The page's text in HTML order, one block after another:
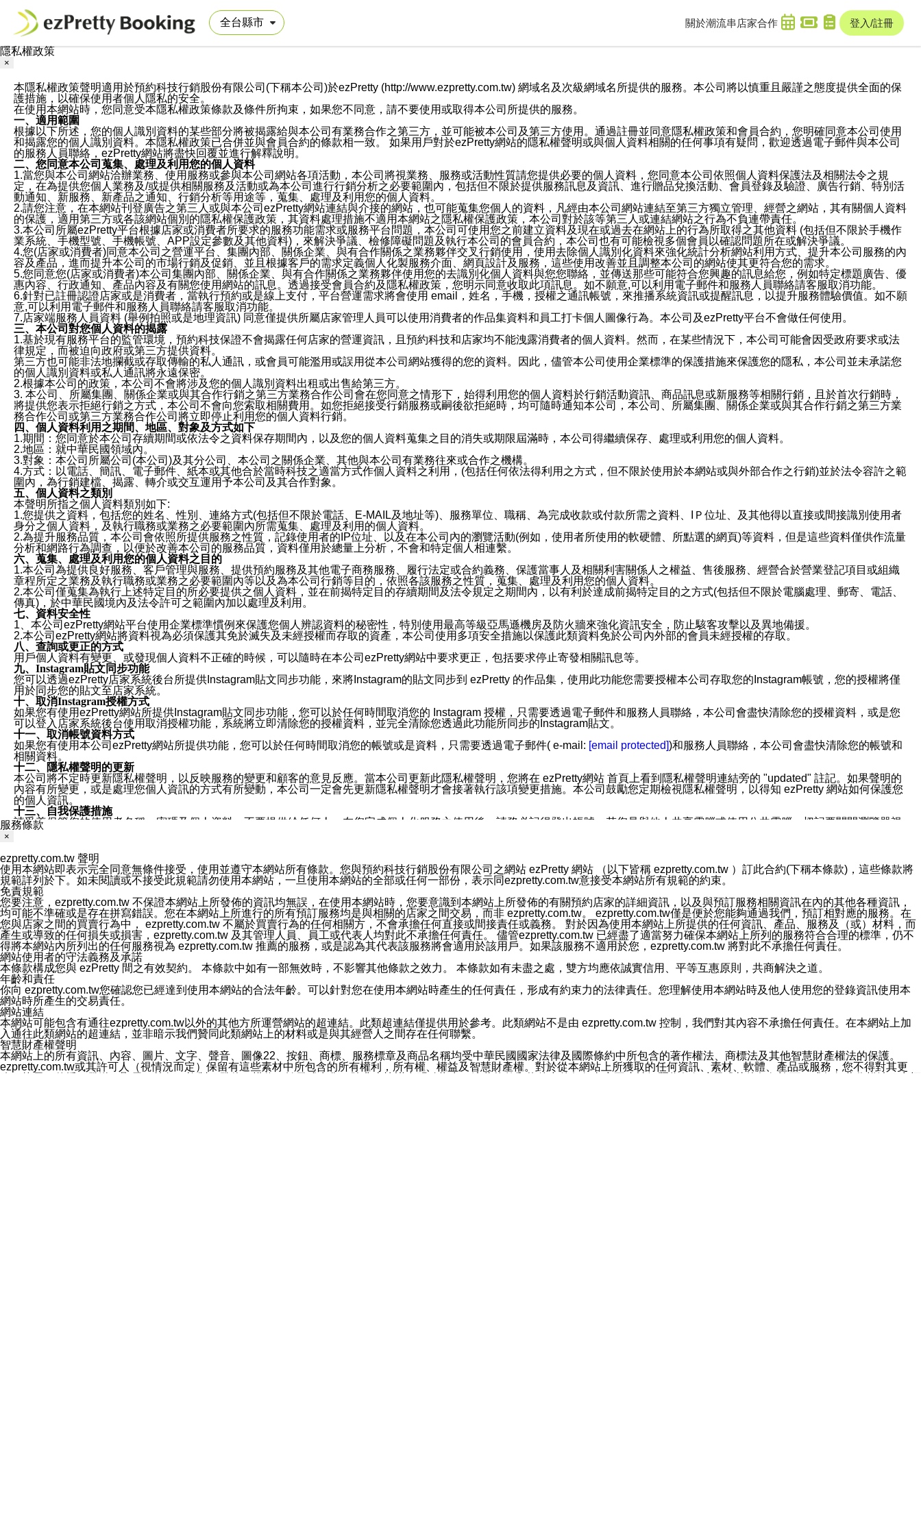
關於潮流串 店家合作 登入/註冊
隱私權政策
×
本隱私權政策聲明適用於預約科技行銷股份有限公司(下稱本公司)於ezPretty (http://www.ezpretty.com.tw) 網域名及次級網域名所提供的服務。本公司將以慎重且嚴謹之態度提供全面的保
護措施，以確保使用者個人隱私的安全。
在使用本網站時，您同意受本隱私權政策條款及條件所拘束，如果您不同意，請不要使用或取得本公司所提供的服務。
一、適用範圍
根據以下所述，您的個人識別資料的某些部分將被揭露給與本公司有業務合作之第三方，並可能被本公司及第三方使用。通過註冊並同意隱私權政策和會員合約，您明確同意本公司使用
和揭露您的個人識別資料。本隱私權政策已合併並與會員合約的條款相一致。 如果用戶對於ezPretty網站的隱私權聲明或與個人資料相關的任何事項有疑問，歡迎透過電子郵件與本公司
的服務人員聯絡，ezPretty網站將盡快回覆並進行解釋說明。
二、您同意本公司蒐集、處理及利用您的個人資料
1.當您與本公司網站洽辦業務、使用服務或參與本公司網站各項活動，本公司將視業務、服務或活動性質請您提供必要的個人資料，您同意本公司依照個人資料保護法及相關法令之規
定，在為提供您個人業務及/或提供相關服務及活動或為本公司進行行銷分析之必要範圍內，包括但不限於提供服務訊息及資訊、進行贈品兌換活動、會員登錄及驗證、廣告行銷、特別活
動通知、新服務、新產品之通知、行銷分析等用途等，蒐集、處理及利用您的個人資料。
2.請您注意，在本網站刊登廣告之第三人或與本公司ezPretty網站連結與介接的網站，也可能蒐集您個人的資料，凡經由本公司網站連結至第三方獨立管理、經營之網站，其有關個人資料
的保護，適用第三方或各該網站個別的隱私權保護政策，其資料處理措施不適用本網站之隱私權保護政策，本公司對於該等第三人或連結網站之行為不負連帶責任。
3.本公司所屬ezPretty平台根據店家或消費者所要求的服務功能需求或服務平台問題，本公司可使用您之前建立資料及現在或過去在網站上的行為所取得之其他資料 (包括但不限於手機作
業系統、手機型號、手機帳號、APP設定參數及其他資料)，來解決爭議、檢修障礙問題及執行本公司的會員合約，本公司也有可能檢視多個會員以確認問題所在或解決爭議。
4.您(店家或消費者)同意本公司之營運平台、集團內部、關係企業、與有合作關係之業務夥伴交叉行銷使用，使用去除個人識別化資料來強化統計分析網站利用方式、提升本公司服務的內
容及產品，進而提升本公司的市場行銷及促銷、並且根據客戶的需求定義個人化製服務介面、網頁設計及服務，這些使用改善並且調整本公司的網站使其更符合您的需求。
5.您同意您(店家或消費者)本公司集團內部、關係企業、與有合作關係之業務夥伴使用您的去識別化個人資料與您您聯絡，並傳送那些可能符合您興趣的訊息給您，例如特定標題廣告、優
惠內容、行政通知、產品內容及有關您使用網站的訊息。透過接受會員合約及隱私權政策，您明示同意收取此項訊息。如不願意,可以利用電子郵件和服務人員聯絡請客服取消功能。
6.針對已註冊認證店家或是消費者，當執行預約或是線上支付，平台營運需求將會使用 email，姓名，手機，授權之通訊帳號，來推播系統資訊或提醒訊息，以提升服務體驗價值。如不願
意,可以利用電子郵件和服務人員聯絡請客服取消功能。
7.店家端服務人員資料 (舉例拍照或是地理資訊) 同意僅提供所屬店家管理人員可以使用消費者的作品集資料和員工打卡個人圖像行為。本公司及ezPretty平台不會做任何使用。
三、本公司對您個人資料的揭露
1.基於現有服務平台的監管環境，預約科技保證不會揭露任何店家的營運資訊，且預約科技和店家均不能洩露消費者的個人資料。然而，在某些情況下，本公司可能會因受政府要求或法
律規定，而被迫向政府或第三方提供資料。
第三方也可能非法地攔截或存取傳輸的私人通訊，或會員可能濫用或誤用從本公司網站獲得的您的資料。因此，儘管本公司使用企業標準的保護措施來保護您的隱私，本公司並未承諾您
的個人識別資料或私人通訊將永遠保密。
2.根據本公司的政策，本公司不會將涉及您的個人識別資料出租或出售給第三方。
3. 本公司、所屬集團、關係企業或與其合作行銷之第三方業務合作公司會在您同意之情形下，始得利用您的個人資料於行銷活動資訊、商品訊息或新服務等相關行銷，且於首次行銷時，
將提供您表示拒絕行銷之方式，本公司不會向您索取相關費用。如您拒絕接受行銷服務或嗣後欲拒絕時，均可隨時通知本公司，本公司、所屬集團、關係企業或與其合作行銷之第三方業
務合作公司或第三方業務合作公司將立即停止利用您的個人資料行銷。
四、個人資料利用之期間、地區、對象及方式如下
1.期間：您同意於本公司存續期間或依法令之資料保存期間內，以及您的個人資料蒐集之目的消失或期限屆滿時，本公司得繼續保存、處理或利用您的個人資料。
2.地區：就中華民國領域內。
3.對象：本公司所屬公司(本公司)及其分公司、本公司之關係企業、其他與本公司有業務往來或合作之機構。
4.方式：以電話、簡訊、電子郵件、紙本或其他合於當時科技之適當方式作個人資料之利用，(包括任何依法得利用之方式，但不限於使用於本網站或與外部合作之行銷)並於法令容許之範
圍內，為行銷建檔、揭露、轉介或交互運用予本公司及其合作對象。
五、個人資料之類別
本聲明所指之個人資料類別如下:
1.您提供之資料，包括您的姓名、性別、連絡方式(包括但不限於電話、E-MAIL及地址等)、服務單位、職稱、為完成收款或付款所需之資料、IＰ位址、及其他得以直接或間接識別使用者
身分之個人資料，及執行職務或業務之必要範圍內所需蒐集、處理及利用的個人資料。
2.為提升服務品質，本公司會依照所提供服務之性質，記錄使用者的IP位址、以及在本公司內的瀏覽活動(例如，使用者所使用的軟硬體、所點選的網頁)等資料，但是這些資料僅供作流量
分析和網路行為調查，以便於改善本公司的服務品質，資料僅用於總量上分析，不會和特定個人相連繫。
六、蒐集、處理及利用您的個人資料之目的
1.本公司為提供良好服務、客戶管理與服務、提供預約服務及其他電子商務服務、履行法定或合約義務、保護當事人及相關利害關係人之權益、售後服務、經營合於營業登記項目或組織
章程所定之業務及執行職務或業務之必要範圍內等以及為本公司行銷等目的，依照各該服務之性質，蒐集、處理及利用您的個人資料。
2.本公司僅蒐集為執行上述特定目的所必要提供之個人資料，並在前揭特定目的存續期間及法令規定之期間內，以有利於達成前揭特定目的之方式(包括但不限於電腦處理、郵寄、電話、
傳真)，於中華民國境內及法令許可之範圍內加以處理及利用。
七、資料安全性
1、本公司ezPretty網站平台使用企業標準慣例來保護您個人辨認資料的秘密性，特別使用最高等級亞馬遜機房及防火牆來強化資訊安全，防止駭客攻擊以及異地備援。
2.本公司ezPretty網站將資料視為必須保護其免於滅失及未經授權而存取的資產，本公司使用多項安全措施以保護此類資料免於公司內外部的會員未經授權的存取。
八、查詢或更正的方式
用戶個人資料有變更、或發現個人資料不正確的時候，可以隨時在本公司ezPretty網站中要求更正，包括要求停止寄發相關訊息等。
九、Instagram貼文同步功能
您可以透過ezPretty店家系統後台所提供Instagram貼文同步功能，來將Instagram的貼文同步到 ezPretty 的作品集，使用此功能您需要授權本公司存取您的Instagram帳號，您的授權將僅
用於同步您的貼文至店家系統。
十、取消Instagram授權方式
如果您有使用ezPretty網站所提供Instagram貼文同步功能，您可以於任何時間取消您的 Instagram 授權，只需要透過電子郵件和服務人員聯絡，本公司會盡快清除您的授權資料，或是您
可以登入店家系統後台使用取消授權功能，系統將立即清除您的授權資料，並完全清除您透過此功能所同步的Instagram貼文。
十一、取消帳號資料方式
如果您有使用本公司ezPretty網站所提供功能，您可以於任何時間取消您的帳號或是資料，只需要透過電子郵件( e-mail: [email protected])和服務人員聯絡，本公司會盡快清除您的帳號和
相關資料。
十二、隱私權聲明的更新
本公司將不定時更新隱私權聲明，以反映服務的變更和顧客的意見反應。當本公司更新此隱私權聲明，您將在 ezPretty網站 首頁上看到隱私權聲明連結旁的 "updated" 註記。如果聲明的
內容有所變更，或是處理您個人資訊的方式有所變動，本公司一定會先更新隱私權聲明才會接著執行該項變更措施。本公司鼓勵您定期檢視隱私權聲明，以得知 ezPretty 網站如何保護您
的個人資訊。
十三、自我保護措施
請妥善保管您的使用者名稱、密碼及個人資料，不要提供給任何人。在您完成個人化服務之使用後，請務必記得登出帳號。若您是與他人共享電腦或使用公共電腦，切記要關閉瀏覽器視
窗，以防止他人讀取您的個人資料、信件或進入所機關管理區。
您同意本公司網站，透過您所提供的郵件地址與您取得聯絡並傳送或宣傳本網站各項服務之資料或電子郵件供您參考。您能依照該資料或電子郵件所指示之方法、說明或功能連結，隨時
停止接收這些資料或電子郵件。
十五、訊息通知
本公司/本服務將以通知型訊息傳送重要訊息給您。即使未加入本公司/本服務好友，您仍可接收到通知型訊息。
本公司/本服務傳送之通知型訊息以對您有效且重要的訊息為限，以廣告或其他目的的訊息皆不會被傳送。滿足以下三個條件者，將可收到通知型訊息。
1.LINE 帳號設定的電話號碼與本公司/本服務所傳來的電話號碼比對相符。
2.該 LINE 帳號已在 LINE APP 設定中，同意接收通知型訊息。
3.LINE 帳號未封鎖傳送訊息之 LINE 官方帳號。
欲變更通知型訊息的設定，操作如下：
1.點選「主頁」＞「設定」
2.點選「隱私設定」
3.點選「提供使用資料」
4.點選「LINE通知型訊息」
5.開關「接收LINE通知型訊息」
❗️關閉「接收通知型訊息」後，將不會接收到來自任何企業官方帳號或認證官方帳號的通知型訊息。
服務條款
×
ezpretty.com.tw 聲明
使用本網站即表示完全同意無條件接受，使用並遵守本網站所有條款。您與預約科技行銷股份有限公司之網站 ezPretty 網站 （以下皆稱 ezpretty.com.tw ）訂此合約(下稱本條款)，這些條款將
規範詳列於下。如未閱讀或不接受此規範請勿使用本網站，一旦使用本網站的全部或任何一部份，表示同ezpretty.com.tw意接受本網站所有規範的約束。
免責規範
您要注意，ezpretty.com.tw 不保證本網站上所發佈的資訊均無誤，在使用本網站時，您要意識到本網站上所發佈的有關預約店家的詳細資訊，以及與預訂服務相關資訊在內的其他各種資訊，
均可能不準確或是存在拼寫錯誤。您在本網站上所進行的所有預訂服務均是與相關的店家之間交易，而非 ezpretty.com.tw。 ezpretty.com.tw僅是便於您能夠通過我們，預訂相對應的服務。在
您與店家之間的買賣行為中， ezpretty.com.tw 不屬於買賣行為的任何相關方，不會承擔任何直接或間接責任或義務。 對於因為使用本網站上所提供的任何資訊、產品、服務及（或）材料，而
產生或導致的任何損失或損害，ezpretty.com.tw 及其管理人員、員工或代表人均對此不承擔任何責任。 儘管ezpretty.com.tw 已經盡了適當努力確保本網站上所列的服務符合合理的標準，仍不
得將本網站內所列出的任何服務視為 ezpretty.com.tw 推薦的服務，或是認為其代表該服務將會適用於該用戶。如果該服務不適用於您，ezpretty.com.tw 將對此不承擔任何責任。
網站使用者的守法義務及承諾
本條款構成您與 ezPretty 間之有效契約。 本條款中如有一部無效時，不影響其他條款之效力。 本條款如有未盡之處，雙方均應依誠實信用、平等互惠原則，共商解決之道。
年齡和責任
你向 ezpretty.com.tw您確認您已經達到使用本網站的合法年齡。可以針對您在使用本網站時產生的任何責任，形成有約束力的法律責任。您理解使用本網站時及他人使用您的登錄資訊使用本
網站時所產生的交易責任。
網站連結
本網站可能包含有通往ezpretty.com.tw以外的其他方所運營網站的超連結。此類超連結僅提供用於參考。此類網站不是由 ezpretty.com.tw 控制，我們對其內容不承擔任何責任。在本網站上加
入通往此類網站的超連結，並非暗示我們贊同此類網站上的材料或是與其經營人之間存在任何聯繫。
智慧財產權聲明
本網站上的所有資訊、內容、圖片、文字、聲音、圖像22、按鈕、商標、服務標章及商品名稱均受中華民國國家法律及國際條約中所包含的著作權法、商標法及其他智慧財產權法的保護。
ezpretty.com.tw或其許可人（視情況而定）保留有這些素材中所包含的所有權利，所有權、權益及智慧財產權。對於從本網站上所獲取的任何資訊、素材、軟體、產品或服務，您不得對其更